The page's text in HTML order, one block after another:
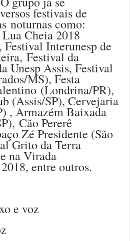
festivais de
noturnas como:
Cheia 2018
Interunesp de
Festival da
Unesp Assis, Festival
MS), Festa
(Londrina/PR),
(Assis/SP), Cervejaria
, Armazém Baixada
Cão Pererê
Zé Presidente (São
Grito da Terra
na Virada
entre outros.
e voz